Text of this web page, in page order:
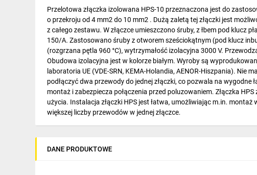
Napędy elektryczne
Pneumatyka
Dom i ogród
Klimatyzacja
IT, GSM
Odzież ochronna i BHP
Inne
Budowa i Remont
Przelotowa złączka izolowana HPS-10 przeznaczona jest do
o przekroju od 4 mm2 do 10 mm2 . Dużą zaletą tej złączki jest
z całego zestawu. W złączce umieszczono śruby, z łbem pod klucz
150/A. Zastosowano śruby z otworem sześciokątnym (pod klucz
(rozgrzana pętla 960 °C), wytrzymałość izolacyjna 3000 V.
Obudowa izolacyjna jest w kolorze białym. Wyroby są
laboratoria UE (VDE-SRN, KEMA-Holandia, AENOR-Hiszpania). Nie
podłączyć dwa przewody do jednej złączki, co pozwala na
montaż i zabezpiecza połączenia przed poluzowaniem. Złączka
użycia. Instalacja złączki HPS jest łatwa, umożliwiając m.in.
większej liczby przewodów w jednej złączce.
DANE PRODUKTOWE